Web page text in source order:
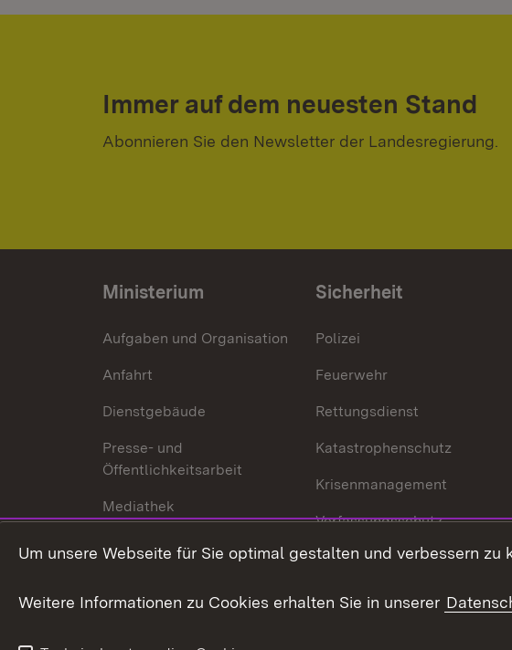
Immer auf dem neuesten Stand
Abonnieren Sie den Newsletter der Landesregierung.
Ministerium
Aufgaben und Organisation
Anfahrt
Dienstgebäude
Presse- und
Öffentlichkeitsarbeit
Mediathek
Publikationen
Sicherheit
Polizei
Feuerwehr
Rettungsdienst
Katastrophenschutz
Krisenmanagement
Verfassungsschutz
Datenschutz
Glücksspielrecht
Um unsere Webseite für Sie optimal gestalten und verbessern zu
Weitere Informationen zu Cookies erhalten Sie in unserer